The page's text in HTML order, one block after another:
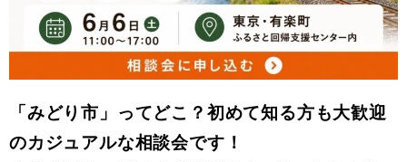
「みどり市」ってどこ？初めて知る方も大歓迎
のカジュアルな相談会です！